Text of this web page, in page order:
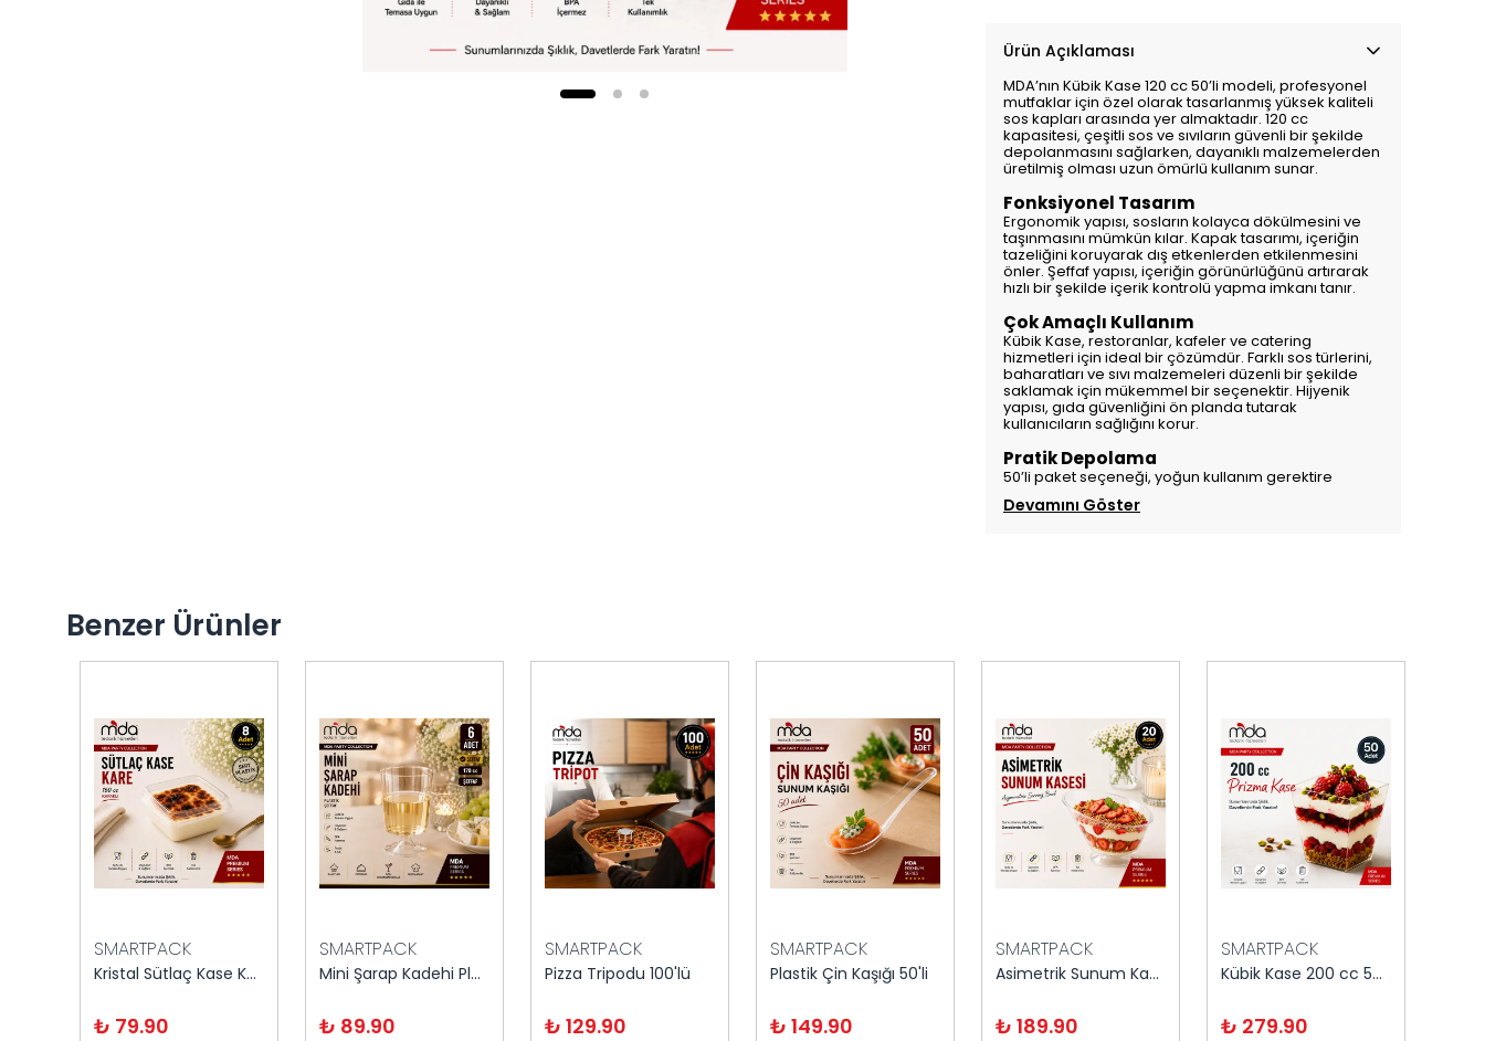
Ürün Açıklaması
MDA’nın Kübik Kase 120 cc 50’li modeli, profesyonel
mutfaklar için özel olarak tasarlanmış yüksek kaliteli
sos kapları arasında yer almaktadır. 120 cc
kapasitesi, çeşitli sos ve sıvıların güvenli bir şekilde
depolanmasını sağlarken, dayanıklı malzemelerden
üretilmiş olması uzun ömürlü kullanım sunar.
Fonksiyonel Tasarım
Ergonomik yapısı, sosların kolayca dökülmesini ve
taşınmasını mümkün kılar. Kapak tasarımı, içeriğin
tazeliğini koruyarak dış etkenlerden etkilenmesini
önler. Şeffaf yapısı, içeriğin görünürlüğünü artırarak
hızlı bir şekilde içerik kontrolü yapma imkanı tanır.
Çok Amaçlı Kullanım
Kübik Kase, restoranlar, kafeler ve catering
hizmetleri için ideal bir çözümdür. Farklı sos türlerini,
baharatları ve sıvı malzemeleri düzenli bir şekilde
saklamak için mükemmel bir seçenektir. Hijyenik
yapısı, gıda güvenliğini ön planda tutarak
kullanıcıların sağlığını korur.
Pratik Depolama
50’li paket seçeneği, yoğun kullanım gerektire
Devamını Göster
Benzer Ürünler
SMARTPACK
Kristal Sütlaç Kase Kare 8'li Kapaklı
₺ 79.90
SMARTPACK
Mini Şarap Kadehi Plastik Şeffaf 6'lı
₺ 89.90
SMARTPACK
Pizza Tripodu 100'lü
₺ 129.90
SMARTPACK
Plastik Çin Kaşığı 50'li
₺ 149.90
SMARTPACK
Asimetrik Sunum Kasesi 250 cc 20 adet
₺ 189.90
SMARTPACK
Kübik Kase 200 cc 50'li
₺ 279.90